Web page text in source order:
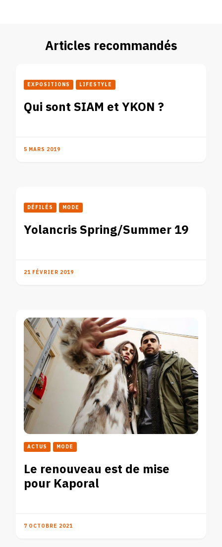
Articles recommandés
EXPOSITIONS LIFESTYLE
Qui sont SIAM et YKON ?
5 MARS 2019
DÉFILÉS MODE
Yolancris Spring/Summer 19
21 FÉVRIER 2019
ACTUS MODE
Le renouveau est de mise
pour Kaporal
7 OCTOBRE 2021